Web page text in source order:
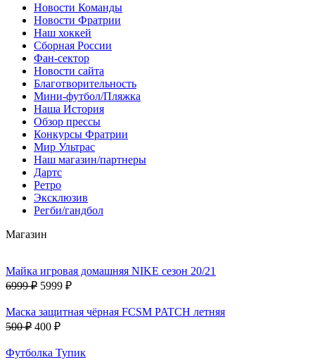
Новости Команды
Новости Фратрии
Наш хоккей
Сборная России
Фан-cектор
Новости сайта
Благотворительность
Мини-футбол/Пляжка
Наша История
Обзор прессы
Конкурсы Фратрии
Мир Ультрас
Наш магазин/партнеры
Дартс
Ретро
Эксклюзив
Регби/гандбол
Магазин
Майка игровая домашняя NIKE сезон 20/21
6999 ₽ 5999 ₽
Маска защитная чёрная FCSM PATCH летняя
500 ₽ 400 ₽
Футболка Тупик